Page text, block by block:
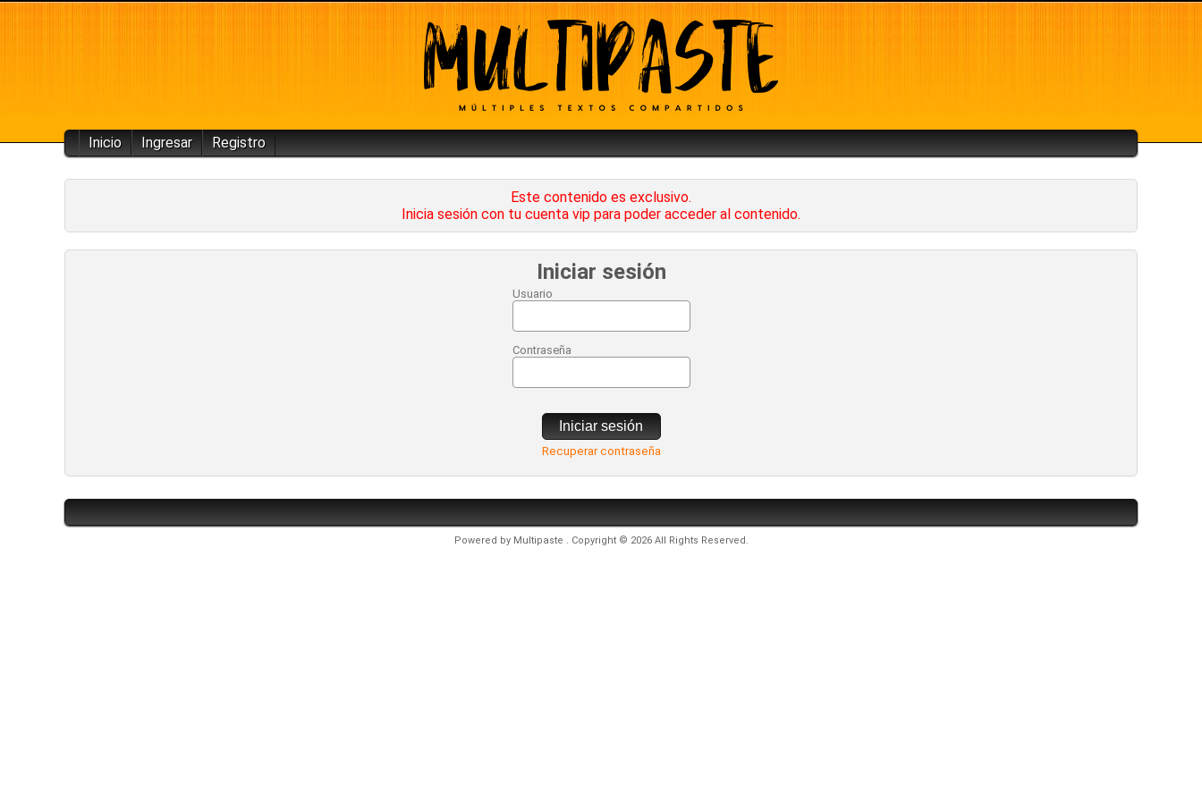
Inicio Ingresar Registro
Este contenido es exclusivo.
Inicia sesión con tu cuenta vip para poder acceder al contenido.
Iniciar sesión
Usuario
Contraseña
Iniciar sesión
Recuperar contraseña
Powered by Multipaste . Copyright © 2026 All Rights Reserved.